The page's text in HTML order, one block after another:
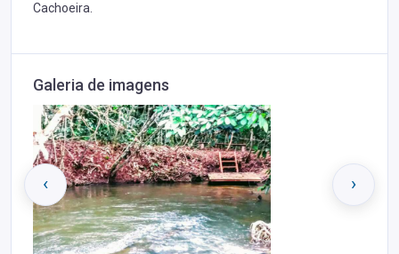
Cachoeira.
Galeria de imagens
‹ ›